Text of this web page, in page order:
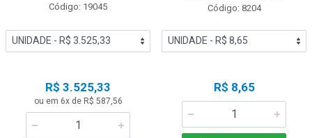
Código: 19045
R$ 3.525,33
ou em 6x de R$ 587,56
Código: 8204
R$ 8,65